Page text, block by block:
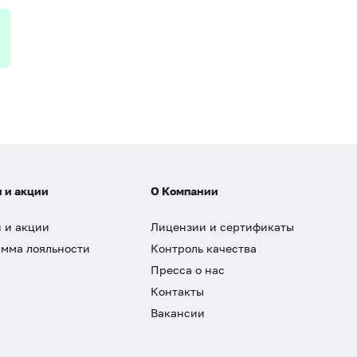
и акции
и акции
лояльности
О Компании
Лицензии и сертификаты
Контроль качества
Пресса о нас
Контакты
Вакансии